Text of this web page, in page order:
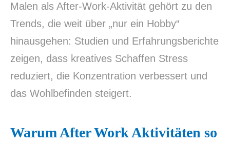
Malen als After-Work-Aktivität gehört zu den
Trends, die weit über „nur ein Hobby“
hinausgehen: Studien und Erfahrungsberichte
zeigen, dass kreatives Schaffen Stress
reduziert, die Konzentration verbessert und
das Wohlbefinden steigert.
Warum After Work Aktivitäten so